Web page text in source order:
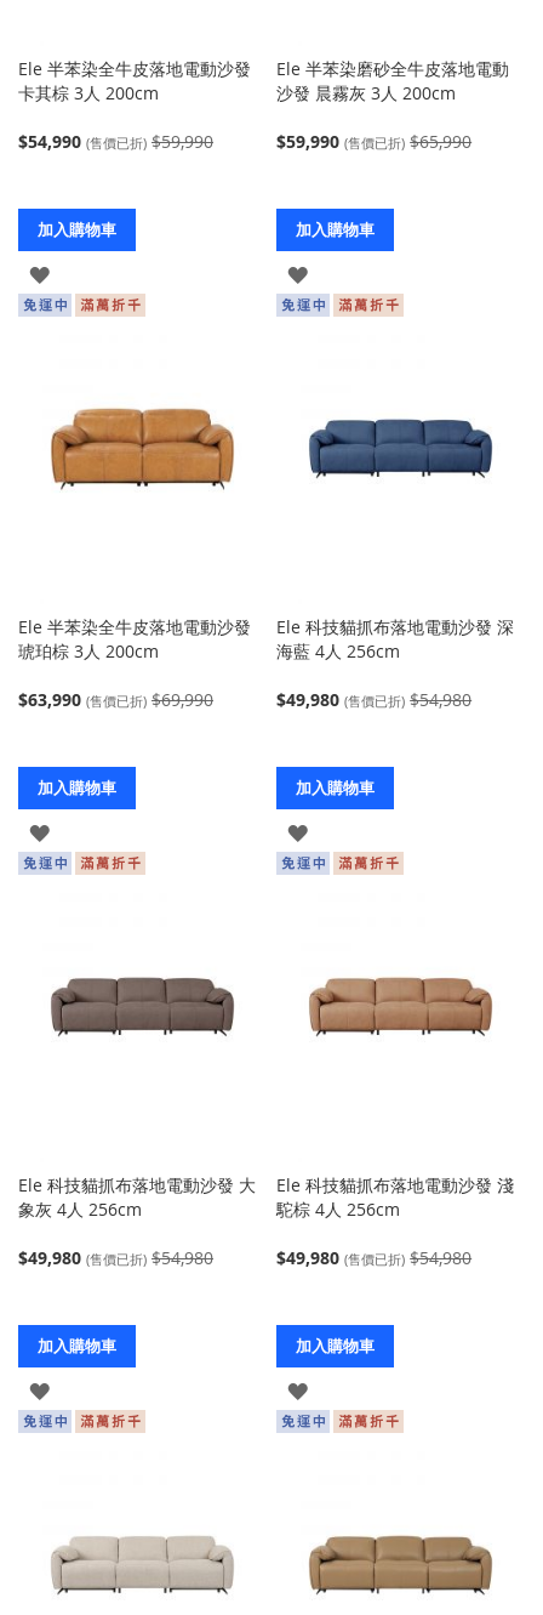
Ele 半苯染全牛皮落地電動沙發
卡其棕 3人 200cm
$54,990 (售價已折) $59,990
加入購物車
登
入
Ele 半苯染磨砂全牛皮落地電動
沙發 晨霧灰 3人 200cm
$59,990 (售價已折) $65,990
加入購物車
登
入
Ele 半苯染全牛皮落地電動沙發
琥珀棕 3人 200cm
$63,990 (售價已折) $69,990
加入購物車
登
入
Ele 科技貓抓布落地電動沙發 深
海藍 4人 256cm
$49,980 (售價已折) $54,980
加入購物車
登
入
Ele 科技貓抓布落地電動沙發 大
象灰 4人 256cm
$49,980 (售價已折) $54,980
加入購物車
登
入
Ele 科技貓抓布落地電動沙發 淺
駝棕 4人 256cm
$49,980 (售價已折) $54,980
加入購物車
登
入